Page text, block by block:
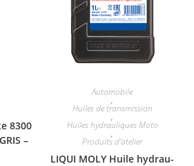
8300
–
Automobile
,
Huiles de transmission
,
Huiles hydrauliques Moto
,
Produits d'atelier
LIQUI MOLY Huile hydrau­